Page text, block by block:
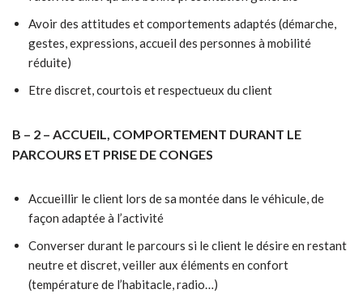
Avoir des attitudes et comportements adaptés (démarche,
gestes, expressions, accueil des personnes à mobilité
réduite)
Etre discret, courtois et respectueux du client
B – 2 – ACCUEIL, COMPORTEMENT DURANT LE
PARCOURS ET PRISE DE CONGES
Accueillir le client lors de sa montée dans le véhicule, de
façon adaptée à l’activité
Converser durant le parcours si le client le désire en restant
neutre et discret, veiller aux éléments en confort
(température de l’habitacle, radio…)